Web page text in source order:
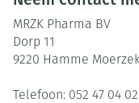
MRZK Pharma BV
Dorp 11
9220 Hamme
Telefoon: 052 47 04 02